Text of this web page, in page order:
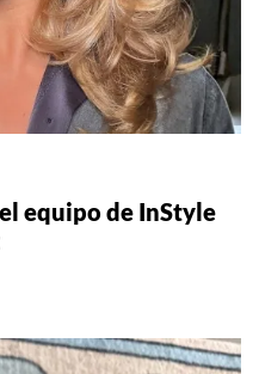
equipo de InStyle